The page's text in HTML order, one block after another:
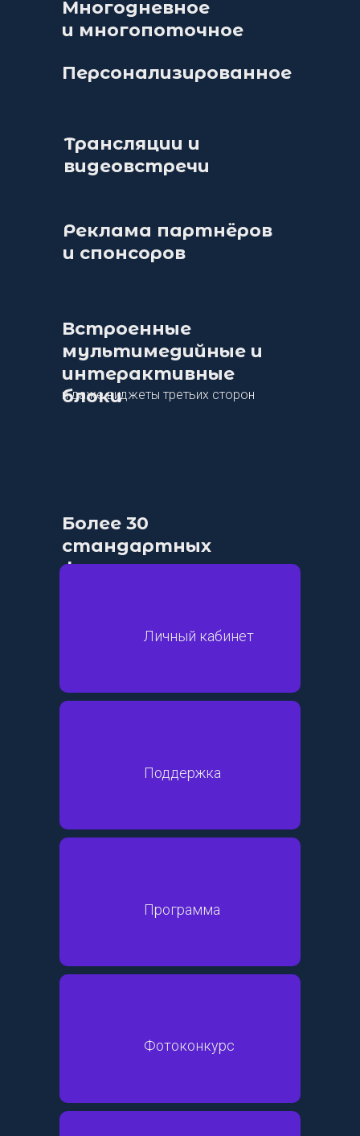
Многодневное
и многопоточное
Персонализированное
Трансляции и
видеовстречи
Реклама партнёров
и спонсоров
Встроенные
мультимедийные и
интерактивные
блоки
и даже виджеты третьих сторон
Более 30
стандартных
функциональных
Личный кабинет
Поддержка
Программа
Фотоконкурс